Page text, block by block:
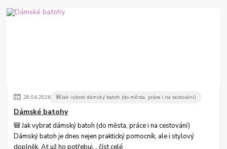
28.04.2026 🎒Jak vybrat dámský batoh (do města, práce i na cestování)
Dámské batohy
🎒 Jak vybrat dámský batoh (do města, práce i na cestování)
Dámský batoh je dnes nejen praktický pomocník, ale i stylový
doplněk. Ať už ho potřebuj...číst celé